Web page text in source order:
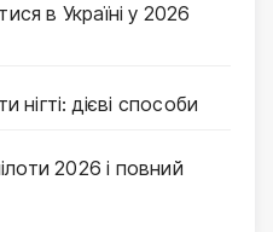
в Україні у 2026
нігті: дієві способи
2026 і повний